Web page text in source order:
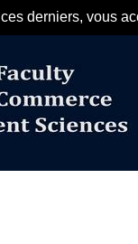
derniers, vous
مرحبا